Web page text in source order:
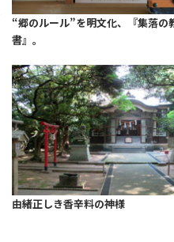
“郷のルール”を明文化、『集落の
書』。
由緒正しき香辛料の神様